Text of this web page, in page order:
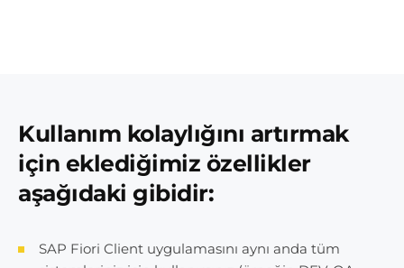
Kullanım kolaylığını artırmak
için eklediğimiz özellikler
aşağıdaki gibidir:
SAP Fiori Client uygulamasını aynı anda tüm